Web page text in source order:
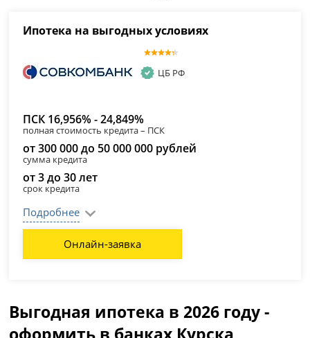
Ипотека на выгодных условиях
ЦБ РФ
ПСК 16,956% - 24,849%
полная стоимость кредита – ПСК
от 300 000 до 50 000 000 рублей
сумма кредита
от 3 до 30 лет
срок кредита
Подробнее
Онлайн-заявка
Выгодная ипотека в 2026 году -